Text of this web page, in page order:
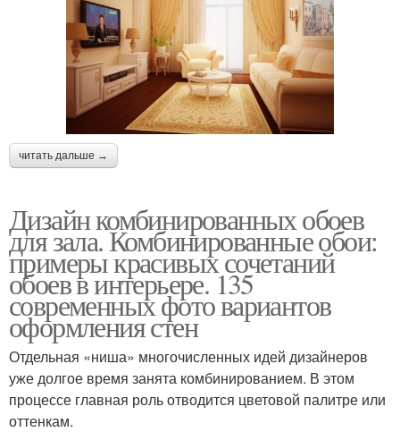
читать дальше →
Дизайн комбинированных обоев
для зала. Комбинированные обои:
примеры красивых сочетаний
обоев в интерьере. 135
современных фото вариантов
оформления стен
Отдельная «ниша» многочисленных идей дизайнеров
уже долгое время занята комбинированием. В этом
процессе главная роль отводится цветовой палитре или
оттенкам.